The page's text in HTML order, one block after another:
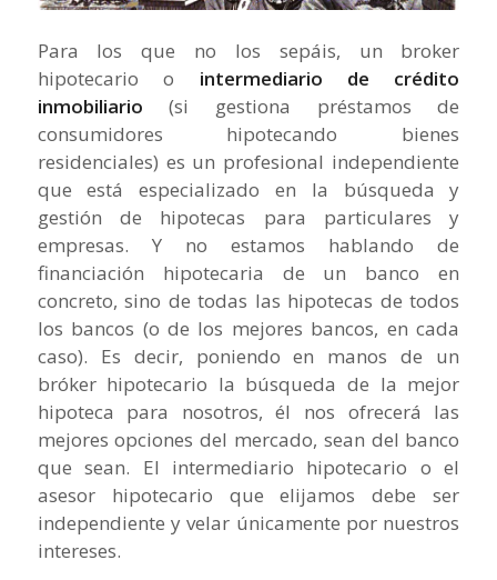
Para los que no los sepáis, un broker
hipotecario o intermediario de crédito
inmobiliario (si gestiona préstamos de
consumidores hipotecando bienes
residenciales) es un profesional independiente
que está especializado en la búsqueda y
gestión de hipotecas para particulares y
empresas. Y no estamos hablando de
financiación hipotecaria de un banco en
concreto, sino de todas las hipotecas de todos
los bancos (o de los mejores bancos, en cada
caso). Es decir, poniendo en manos de un
bróker hipotecario la búsqueda de la mejor
hipoteca para nosotros, él nos ofrecerá las
mejores opciones del mercado, sean del banco
que sean. El intermediario hipotecario o el
asesor hipotecario que elijamos debe ser
independiente y velar únicamente por nuestros
intereses.